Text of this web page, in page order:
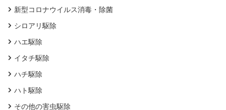
新型コロナウイルス消毒・除菌
シロアリ駆除
ハエ駆除
イタチ駆除
ハチ駆除
ハト駆除
その他の害虫駆除